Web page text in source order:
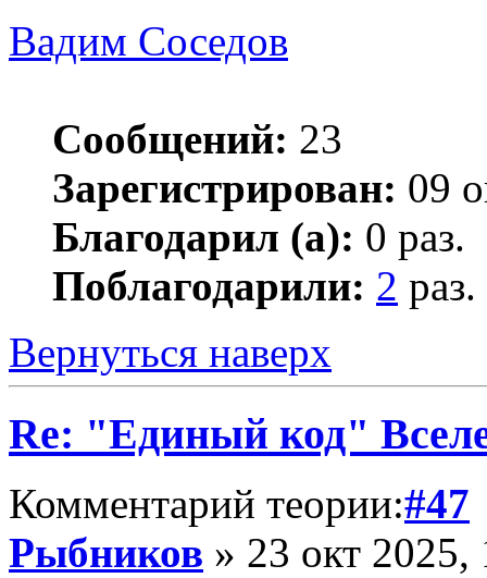
Вадим Соседов
Сообщений: 23
Зарегистрирован: 09
Благодарил (а): 0 раз.
Поблагодарили: 2 раз.
Вернуться наверх
Re: "Единый код"
Комментарий теории:#47
Рыбников » 23 окт 2025,